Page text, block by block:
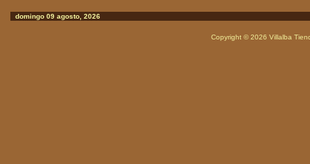
domingo 09 agosto, 2026
Copyright © 2026 Villalba